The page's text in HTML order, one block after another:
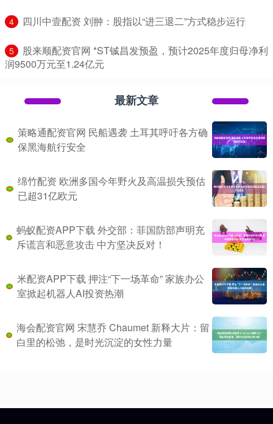
4 ​四川中壹配资 刘翀：股指以“进三退二”方式稳步运行
5
​股来顺配资官网 *ST铖昌发预盈，预计2025年度归母净利
润9500万元至1.24亿元
最新文章
策略通配资官网 民船遇袭 土耳其呼吁各方确
保黑海航行安全
绵竹配资 欧洲多国今年野火及高温损失预估
已超31亿欧元
蚂蚁配资APP下载 外交部：菲国防部声明充
斥谎言和恶意攻击 中方坚决反对！
米配资APP下载 押注“下一场革命” 家族办公
室掀起机器人AI投资热潮
海会配资官网 宋慧乔 Chaumet 新释大片：留
白里的松弛，是时光沉淀的女性力量